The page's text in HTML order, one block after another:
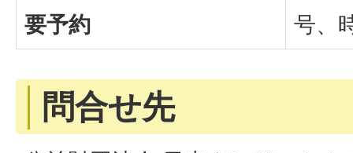
要予約
号、
問合せ先